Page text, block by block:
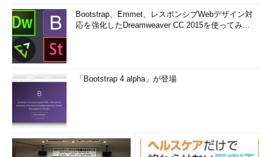
Bootstrap、Emmet、レスポンシブWebデザイン対
応を強化したDreamweaver CC 2015を使ってみ...
「Bootstrap 4 alpha」が登場